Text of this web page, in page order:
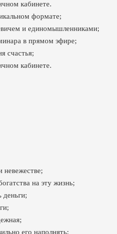
кабинете.
формате;
и единомышленниками;
в прямом эфире;
счастья;
кабинете.
невежестве;
на эту жизнь;
деньги;
его наполнять;